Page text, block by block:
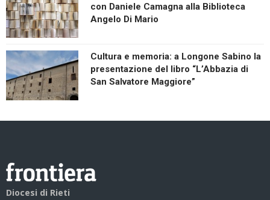
con Daniele Camagna alla Biblioteca
Angelo Di Mario
Cultura e memoria: a Longone Sabino la
presentazione del libro “L’Abbazia di
San Salvatore Maggiore”
Diocesi di Rieti